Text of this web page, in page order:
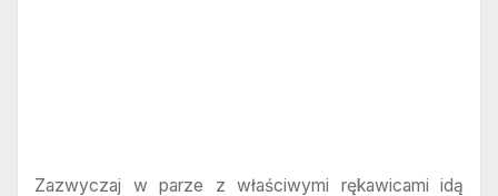
Zazwyczaj w parze z właściwymi rękawicami idą